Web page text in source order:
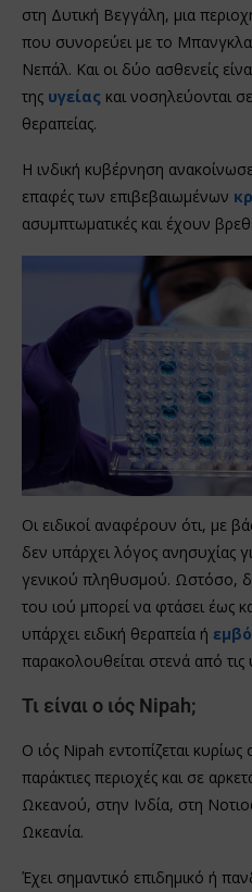
στη Δυτική Βεγγάλη, μια
που συνορεύει με το
Νεπάλ. Και οι δύο ασθενείς
της υγείας και νοσηλεύονται
θεραπείας.
Η ινδική κυβέρνηση
επαφές των επιβεβαιωμένων
ασυμπτωματικές και έχουν
Οι ειδικοί αναφέρουν ότι, με
δεν υπάρχει λόγος ανησυχίας
γενικού πληθυσμού. Ωστόσο,
του ιού μπορεί να φτάσει έως
υπάρχει ειδική θεραπεία ή
παρακολουθείται στενά από τις
Τι είναι ο ιός Nipah;
Ο ιός Nipah εντοπίζεται κυρίως
παράκτιες περιοχές και σε
Ωκεανού, στην Ινδία, στη
Ωκεανία.
Έχει σημαντικό επιδημικό ή